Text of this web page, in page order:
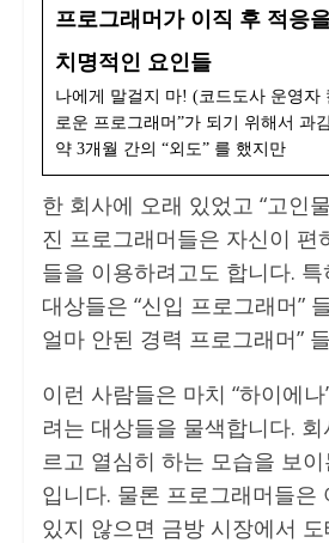
프로그래머가 이직 후 적응
치명적인 요인들
나에게 말걸지 마! (코드도사 운영자
로운 프로그래머”가 되기 위해서 과
약 3개월 간의 “외도” 를 했지만
한 회사에 오래 있었고 “고인
진 프로그래머들은 자신이 편
들을 이용하려고도 합니다.
대상들은 “신입 프로그래머”
얼마 안된 경력 프로그래머”
이런 사람들은 마치 “하이에
려는 대상들을 물색합니다.
르고 열심히 하는 모습을 보
입니다. 물론 프로그래머들은
있지 않으면 금방 시장에서